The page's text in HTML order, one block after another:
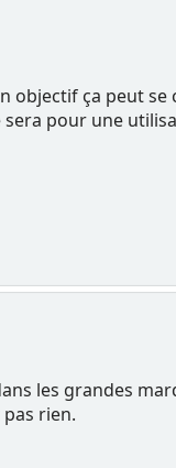
objectif ça peut
pour une
les grandes
pas rien.